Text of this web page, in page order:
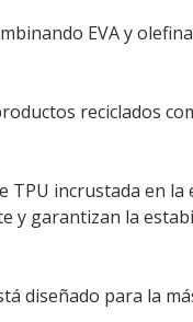
EVA y
reciclados
TPU incrustada en
y garantizan la
diseñado para la